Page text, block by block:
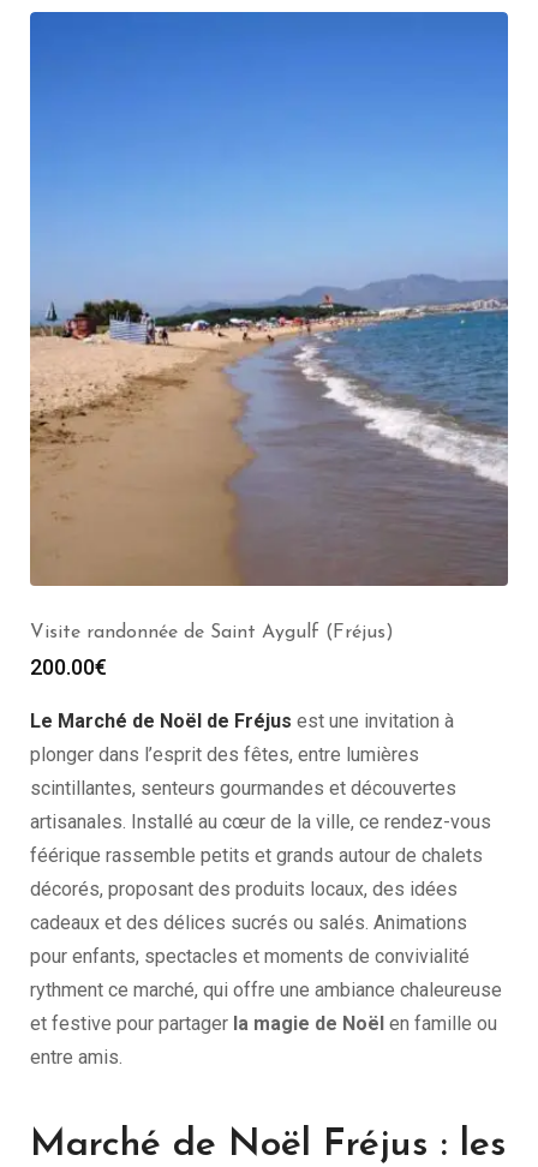
Visite randonnée de Saint Aygulf (Fréjus)
200.00€
Le Marché de Noël de Fréjus est une invitation à
plonger dans l’esprit des fêtes, entre lumières
scintillantes, senteurs gourmandes et découvertes
artisanales. Installé au cœur de la ville, ce rendez-vous
féérique rassemble petits et grands autour de chalets
décorés, proposant des produits locaux, des idées
cadeaux et des délices sucrés ou salés. Animations
pour enfants, spectacles et moments de convivialité
rythment ce marché, qui offre une ambiance chaleureuse
et festive pour partager la magie de Noël en famille ou
entre amis.
Marché de Noël Fréjus : les